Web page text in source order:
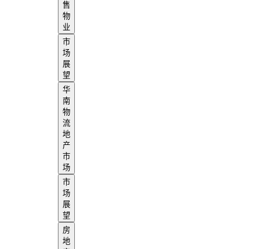
售
物
业
市
场
展
望
华
南
物
流
地
产
市
场
市
场
展
望
房
地